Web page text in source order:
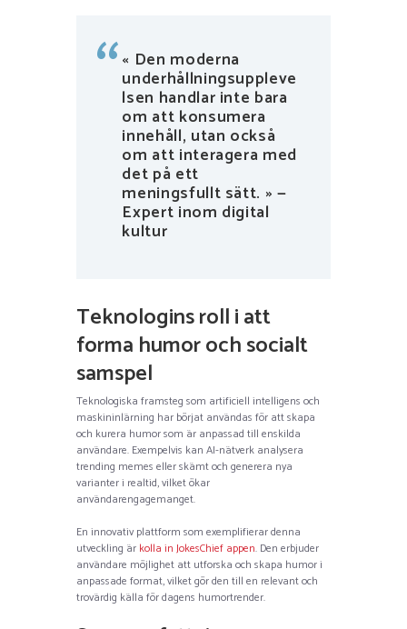
« Den moderna
underhållningsuppleve
lsen handlar inte bara
om att konsumera
innehåll, utan också
om att interagera med
det på ett
meningsfullt sätt. » —
Expert inom digital
kultur
Teknologins roll i att
forma humor och socialt
samspel
Teknologiska framsteg som artificiell intelligens och
maskininlärning har börjat användas för att skapa
och kurera humor som är anpassad till enskilda
användare. Exempelvis kan AI-nätverk analysera
trending memes eller skämt och generera nya
varianter i realtid, vilket ökar
användarengagemanget.
En innovativ plattform som exemplifierar denna
utveckling är kolla in JokesChief appen. Den erbjuder
användare möjlighet att utforska och skapa humor i
anpassade format, vilket gör den till en relevant och
trovärdig källa för dagens humortrender.